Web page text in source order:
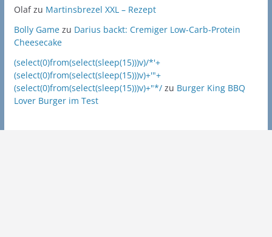
Olafzu Martinsbrezel XXL – Rezept
Bolly Gamezu Darius backt: Cremiger Low-Carb-Protein
Cheesecake
(select(0)from(select(sleep(15)))v)/*'+
(select(0)from(select(sleep(15)))v)+'"+
(select(0)from(select(sleep(15)))v)+"*/zu Burger King BBQ
Lover Burger im Test